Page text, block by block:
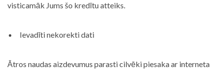
visticamāk Jums šo kredītu atteiks.
Ievadīti nekorekti dati
Ātros naudas aizdevumus parasti cilvēki piesaka ar interneta